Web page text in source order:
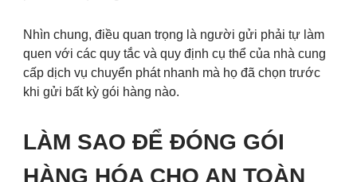
Nhìn chung, điều quan trọng là người gửi phải tự làm
quen với các quy tắc và quy định cụ thể của nhà cung
cấp dịch vụ chuyển phát nhanh mà họ đã chọn trước
khi gửi bất kỳ gói hàng nào.
LÀM SAO ĐỂ ĐÓNG GÓI
HÀNG HÓA CHO AN TOÀN